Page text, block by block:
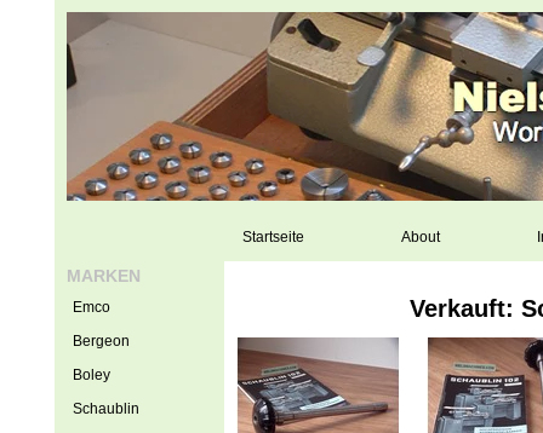
Startseite About
Verkauft:
MARKEN
Emco
Bergeon
Boley
Schaublin